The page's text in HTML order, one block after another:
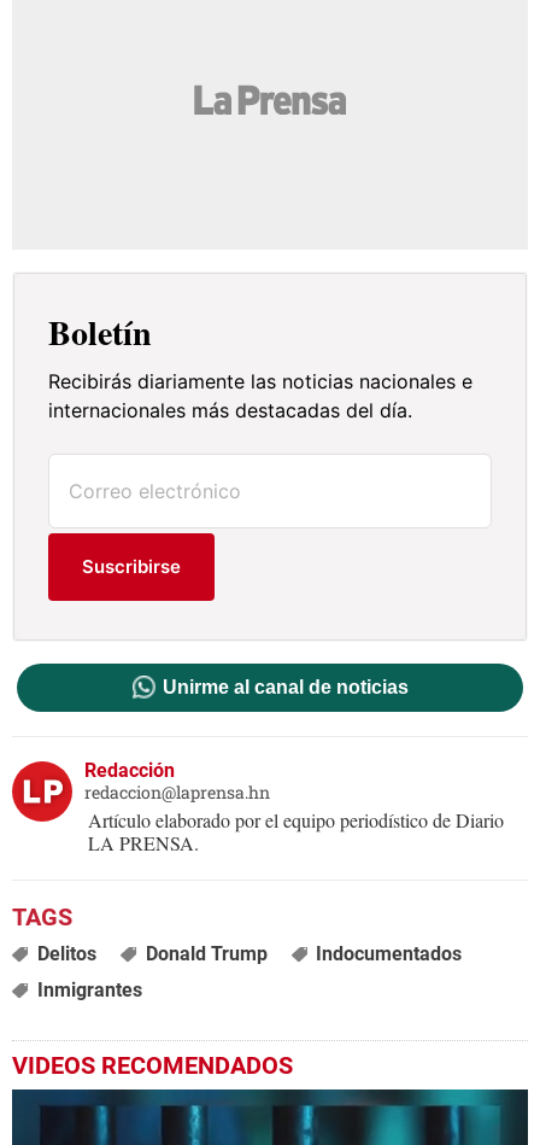
Boletín
Recibirás diariamente las noticias nacionales e
internacionales más destacadas del día.
Suscribirse
Unirme al canal de noticias
Redacción
redaccion@laprensa.hn
Artículo elaborado por el equipo periodístico de Diario
LA PRENSA.
Delitos Donald Trump
Indocumentados
Inmigrantes
VIDEOS RECOMENDADOS